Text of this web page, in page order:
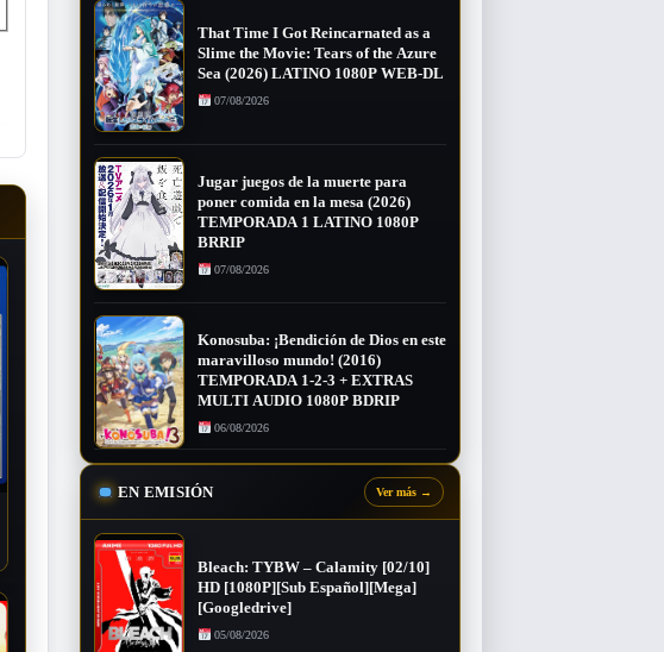
That Time I Got Reincarnated as a
Slime the Movie: Tears of the Azure
Sea (2026) LATINO 1080P WEB-DL
07/08/2026
Jugar juegos de la muerte para
poner comida en la mesa (2026)
TEMPORADA 1 LATINO 1080P
BRRIP
07/08/2026
Konosuba: ¡Bendición de Dios en este
maravilloso mundo! (2016)
TEMPORADA 1-2-3 + EXTRAS
MULTI AUDIO 1080P BDRIP
06/08/2026
EN EMISIÓN Ver más →
Bleach: TYBW – Calamity [02/10]
HD [1080P][Sub Español][Mega]
[Googledrive]
05/08/2026